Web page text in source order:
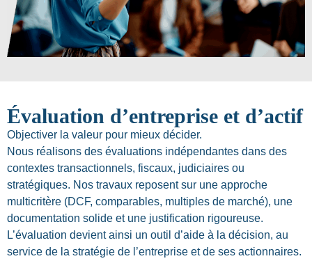
Évaluation d’entreprise et d’actif
Objectiver la valeur pour mieux décider.
Nous réalisons des évaluations indépendantes dans des
contextes transactionnels, fiscaux, judiciaires ou
stratégiques. Nos travaux reposent sur une approche
multicritère (DCF, comparables, multiples de marché), une
documentation solide et une justification rigoureuse.
L’évaluation devient ainsi un outil d’aide à la décision, au
service de la stratégie de l’entreprise et de ses actionnaires.